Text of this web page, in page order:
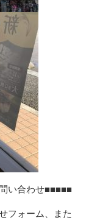
い合わせ■■■■■
フォーム、また